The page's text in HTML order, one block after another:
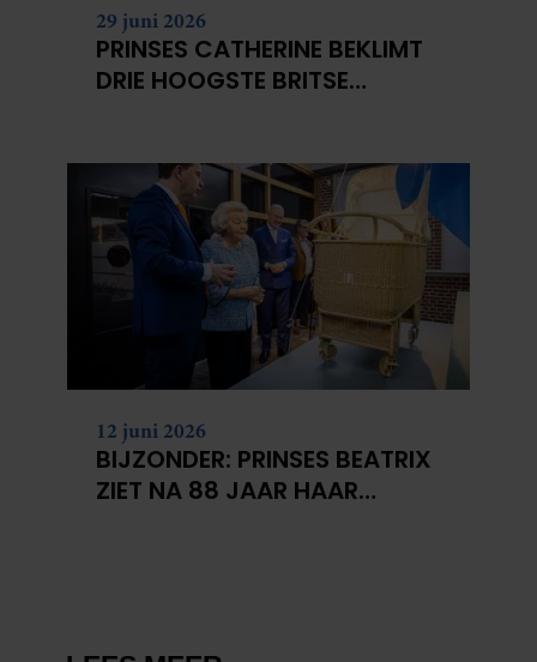
29 juni 2026
PRINSES CATHERINE BEKLIMT
DRIE HOOGSTE BRITSE
12 juni 2026
BIJZONDER: PRINSES BEATRIX
ZIET NA 88 JAAR HAAR